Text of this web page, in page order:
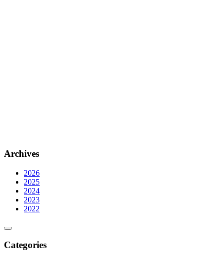
Archives
2026
2025
2024
2023
2022
Categories